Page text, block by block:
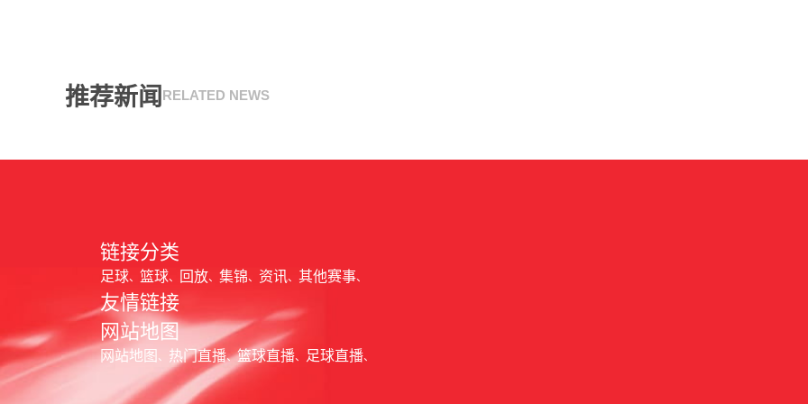
推荐新闻 RELATED NEWS
链接分类
足球 篮球 回放 集锦 资讯 其他赛事
友情链接
网站地图
网站地图 热门直播 篮球直播 足球直播